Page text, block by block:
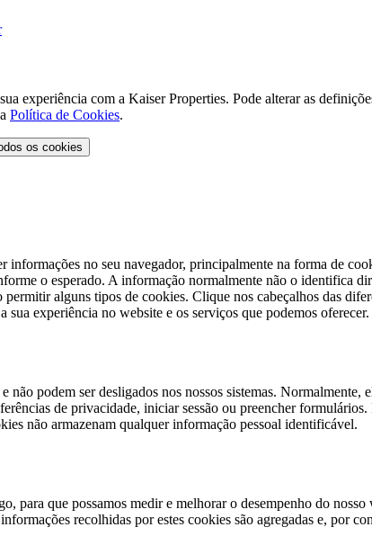
experiência com a Kaiser Properties. Pode alterar as
Política de Cookies.
os cookies
no seu navegador, principalmente na forma de
o esperado. A informação normalmente não o identifica
alguns tipos de cookies. Clique nos cabeçalhos das
experiência no website e os serviços que podemos oferecer.
não podem ser desligados nos nossos sistemas.
de privacidade, iniciar sessão ou preencher
não armazenam qualquer informação pessoal identificável.
para que possamos medir e melhorar o desempenho do
recolhidas por estes cookies são agregadas e, por